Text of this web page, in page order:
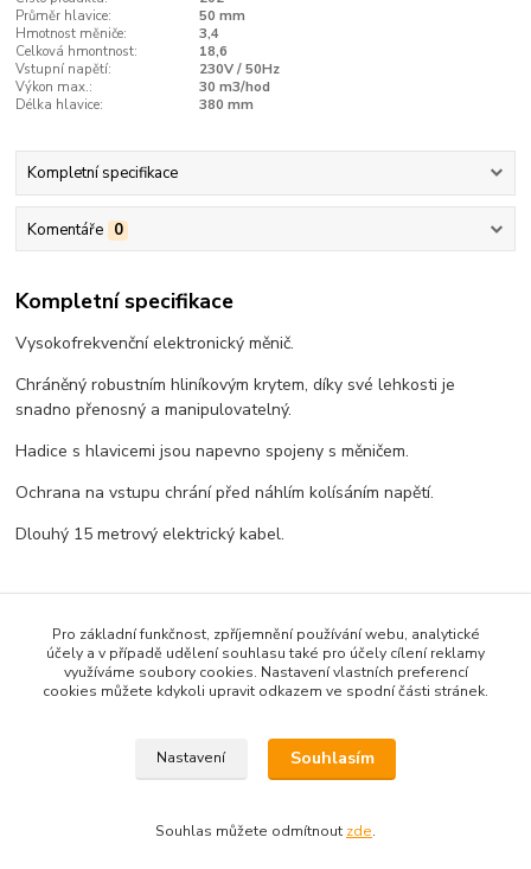
Průměr hlavice:
50 mm
Hmotnost měniče:
3,4
Celková hmontnost:
18,6
Vstupní napětí:
230V / 50Hz
Výkon max.:
30 m3/hod
Délka hlavice:
380 mm
Kompletní specifikace
Komentáře 0
Kompletní specifikace
Vysokofrekvenční elektronický měnič.
Chráněný robustním hliníkovým krytem, díky své lehkosti je
snadno přenosný a manipulovatelný.
Hadice s hlavicemi jsou napevno spojeny s měničem.
Ochrana na vstupu chrání před náhlím kolísáním napětí.
Dlouhý 15 metrový elektrický kabel.
Zboží zařazeno v kategoriích
Pro základní funkčnost, zpříjemnění používání webu, analytické
účely a v případě udělení souhlasu také pro účely cílení reklamy
využíváme soubory cookies. Nastavení vlastních preferencí
cookies můžete kdykoli upravit odkazem ve spodní části stránek.
Nastavení Souhlasím
Souhlas můžete odmítnout zde.